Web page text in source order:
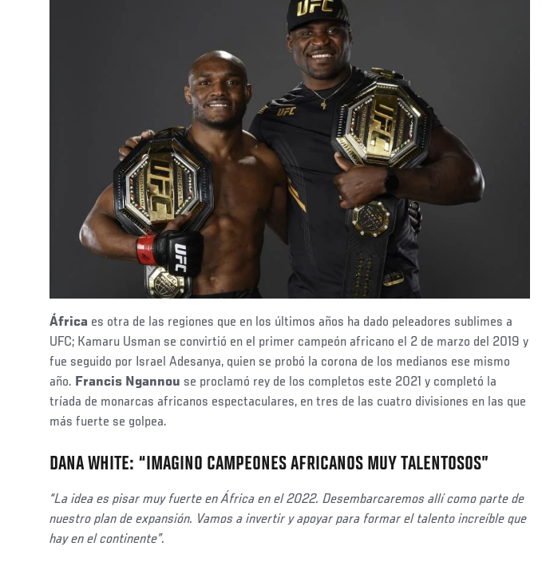
África es otra de las regiones que en los últimos años ha dado peleadores sublimes a
UFC; Kamaru Usman se convirtió en el primer campeón africano el 2 de marzo del 2019 y
fue seguido por Israel Adesanya, quien se probó la corona de los medianos ese mismo
año. Francis Ngannou se proclamó rey de los completos este 2021 y completó la
tríada de monarcas africanos espectaculares, en tres de las cuatro divisiones en las que
más fuerte se golpea.
DANA WHITE: “IMAGINO CAMPEONES AFRICANOS MUY TALENTOSOS”
“La idea es pisar muy fuerte en África en el 2022. Desembarcaremos allí como parte de
nuestro plan de expansión. Vamos a invertir y apoyar para formar el talento increíble que
hay en el continente”.